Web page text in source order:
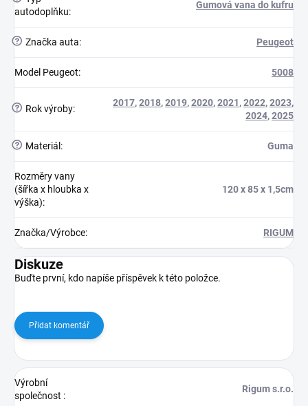
autodoplňku:
Gumová vana do kufru
? Značka auta: Peugeot
Model Peugeot: 5008
? Rok výroby:
2017,2018,2019,2020,2021,2022,2023,
2024,2025
? Materiál : Guma
Rozměry vany
(šířka x hloubka x
výška):
120 x 85 x 1,5cm
Značka/Výrobce: RIGUM
Diskuze
Buďte první, kdo napíše příspěvek k této položce.
Přidat komentář
Výrobní
společnost :
Rigum s.r.o.